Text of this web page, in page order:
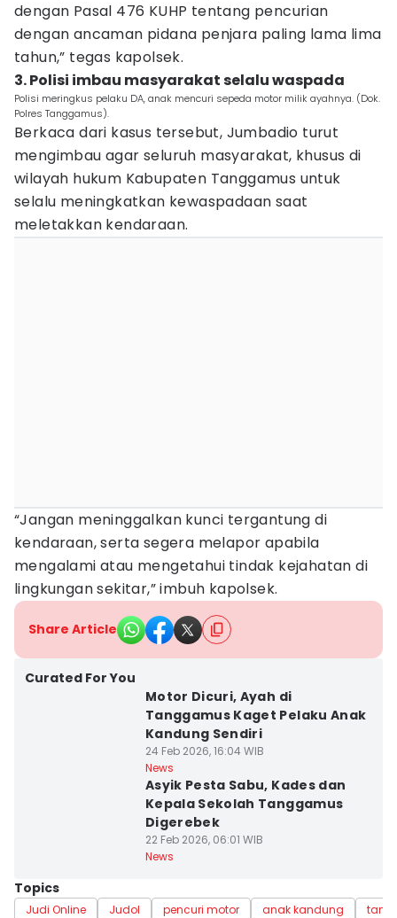
dengan Pasal 476 KUHP tentang pencurian
dengan ancaman pidana penjara paling lama lima
tahun,” tegas kapolsek.
3. Polisi imbau masyarakat selalu waspada
Polisi meringkus pelaku DA, anak mencuri sepeda motor milik ayahnya. (Dok.
Polres Tanggamus).
Berkaca dari kasus tersebut, Jumbadio turut
mengimbau agar seluruh masyarakat, khusus di
wilayah hukum Kabupaten Tanggamus untuk
selalu meningkatkan kewaspadaan saat
meletakkan kendaraan.
“Jangan meninggalkan kunci tergantung di
kendaraan, serta segera melapor apabila
mengalami atau mengetahui tindak kejahatan di
lingkungan sekitar,” imbuh kapolsek.
Share Article
Curated For You
Motor Dicuri, Ayah di
Tanggamus Kaget Pelaku Anak
Kandung Sendiri
24 Feb 2026, 16:04 WIB
News
Asyik Pesta Sabu, Kades dan
Kepala Sekolah Tanggamus
Digerebek
22 Feb 2026, 06:01 WIB
News
Topics
Judi Online Judol pencuri motor anak kandung